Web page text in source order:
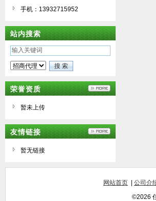
手机：13932715952
站内搜索
荣誉资质
暂未上传
友情链接
暂无链接
网站首页 公司介
©2026